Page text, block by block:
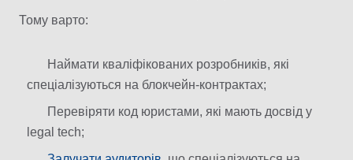
Тому варто:
Наймати кваліфікованих розробників, які
спеціалізуються на блокчейн-контрактах;
Перевіряти код юристами, які мають досвід у
legal tech;